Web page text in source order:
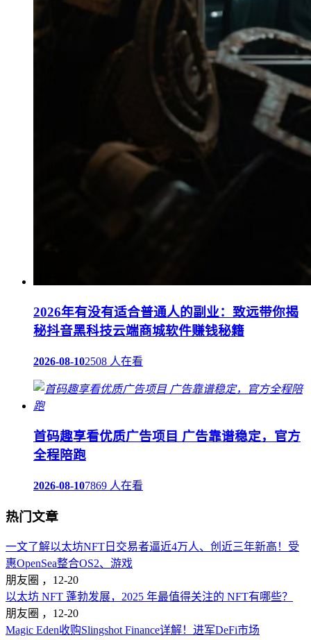
2026年有没有适合普通人的副业：致远带你揭
秘抖音黑科技云端商城软件赚钱秘籍
2026-08-102508 人在看
首码趣享看优质广告项目 广告靠谱稳定，官方
全程陪跑
2026-08-107869 人在看
热门文章
一文了解以太坊NFT日交易者逼近4万人、创近三年新高！受
惠OpenSea整合OS2、游戏
朋友圈 ， 12-20
以太坊 NFT 蓬勃发展，2025 年最值得关注的 NFT有哪些？
朋友圈 ， 12-20
Magic Eden收购Slingshot Finance详解！进军DeFi市场